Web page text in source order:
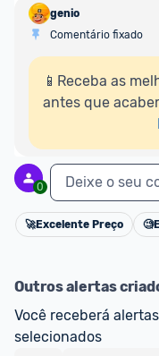
genio
Comentário fixado
📱Receba as
antes que
0 Deixe o seu
🚀Excelente Preço 🧐
Outros alertas
Você receberá
selecionados